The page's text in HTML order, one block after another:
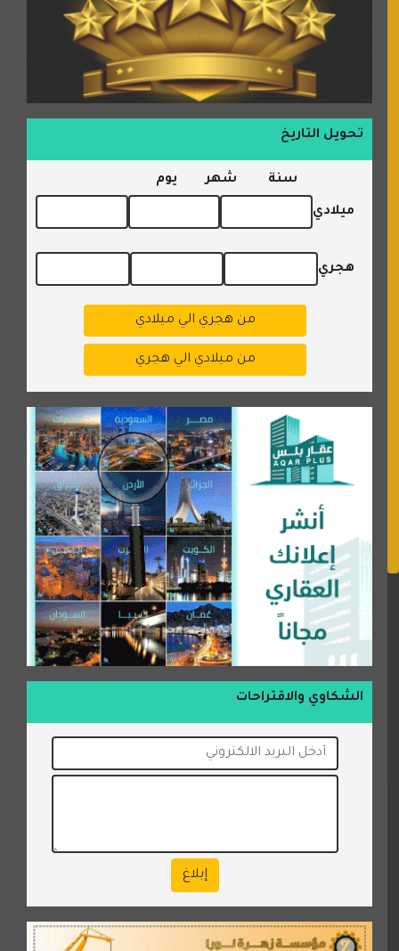
تحويل التاريخ
سنة شهر يوم
ميلادي
هجري
من هجري الي ميلادي
من ميلادي الي هجري
الشكاوي والاقتراحات
إبلاغ